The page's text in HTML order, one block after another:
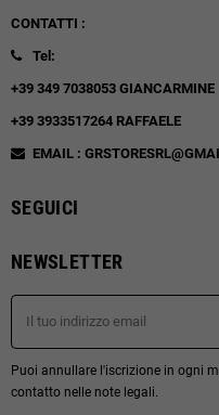
CONTATTI :
Tel:
+39 349 7038053
+39 3933517264 RAFFAELE
EMAIL :
SEGUICI
NEWSLETTER
Puoi annullare l'iscrizione in ogni
contatto nelle note legali.